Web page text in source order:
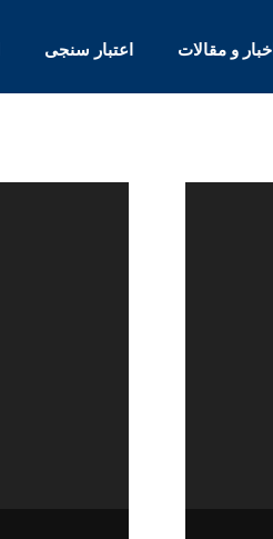
اخبار و مقالات اعتبار سنجی